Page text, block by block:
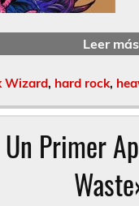
Leer más
Wizard, hard rock,
Primer